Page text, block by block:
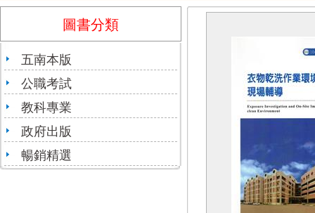
圖書分類
五南本版
公職考試
教科專業
政府出版
暢銷精選